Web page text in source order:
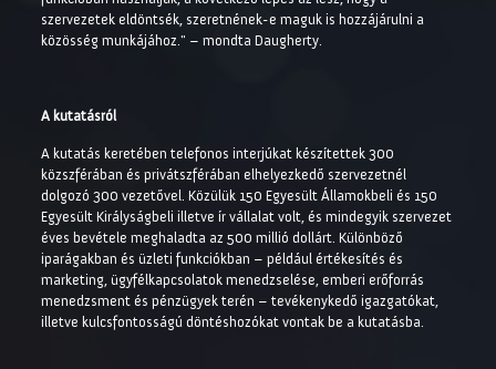
szervezetek eldöntsék, szeretnének-e maguk is hozzájárulni a
közösség munkájához." – mondta Daugherty.
A kutatásról
A kutatás keretében telefonos interjúkat készítettek 300
közszférában és privátszférában elhelyezkedő szervezetnél
dolgozó 300 vezetővel. Közülük 150 Egyesült Államokbeli és 150
Egyesült Királyságbeli illetve ír vállalat volt, és mindegyik szervezet
éves bevétele meghaladta az 500 millió dollárt. Különböző
iparágakban és üzleti funkciókban – például értékesítés és
marketing, ügyfélkapcsolatok menedzselése, emberi erőforrás
menedzsment és pénzügyek terén – tevékenykedő igazgatókat,
illetve kulcsfontosságú döntéshozókat vontak be a kutatásba.